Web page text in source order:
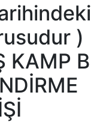
)
KAMP B